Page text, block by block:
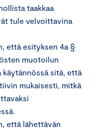
taakkaa
tule velvoittavina
että esityksen 4a §
muotoilun
käytännössä sitä, että
mukaisesti, mitkä
että lähettävän